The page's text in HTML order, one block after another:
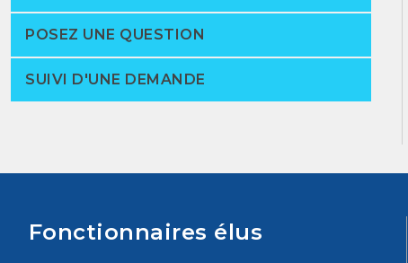
POSEZ UNE QUESTION
SUIVI D'UNE DEMANDE
Fonctionnaires élus